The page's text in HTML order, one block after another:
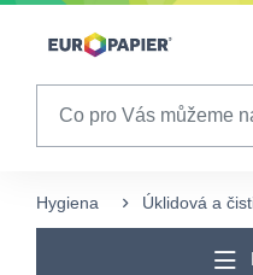
Table Of Content
Hygiena Úklidová a